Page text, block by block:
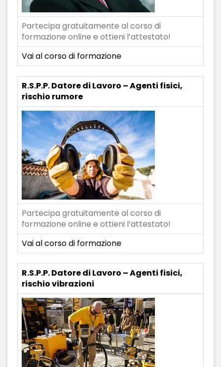
Partecipa gratuitamente al corso di
formazione online e ottieni l’attestato!
Vai al corso di formazione
R.S.P.P. Datore di Lavoro – Agenti fisici,
rischio rumore
Partecipa gratuitamente al corso di
formazione online e ottieni l’attestato!
Vai al corso di formazione
R.S.P.P. Datore di Lavoro – Agenti fisici,
rischio vibrazioni